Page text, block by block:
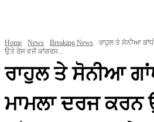
Home News Breaking News
ਰਾਹੁਲ ਤੇ ਸੋਨੀਆ
ਉਤੇ ਰੋਸ ਵਜੋਂ ਕਾਂਗਰਸ...
ਰਾਹੁਲ ਤੇ ਸੋਨੀਆ
ਮਾਮਲਾ ਦਰਜ ਕਰਨ